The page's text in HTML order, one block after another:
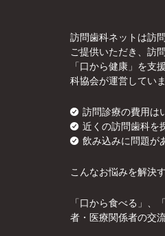
訪問歯科ネットは訪
ご提供いただき、訪
「口から健康」を
科協会が運営していま
訪問診療の費用は
近くの訪問歯科を
飲み込みに問題が
こんなお悩みを解決
「口から食べる」、
者・医療関係者の交